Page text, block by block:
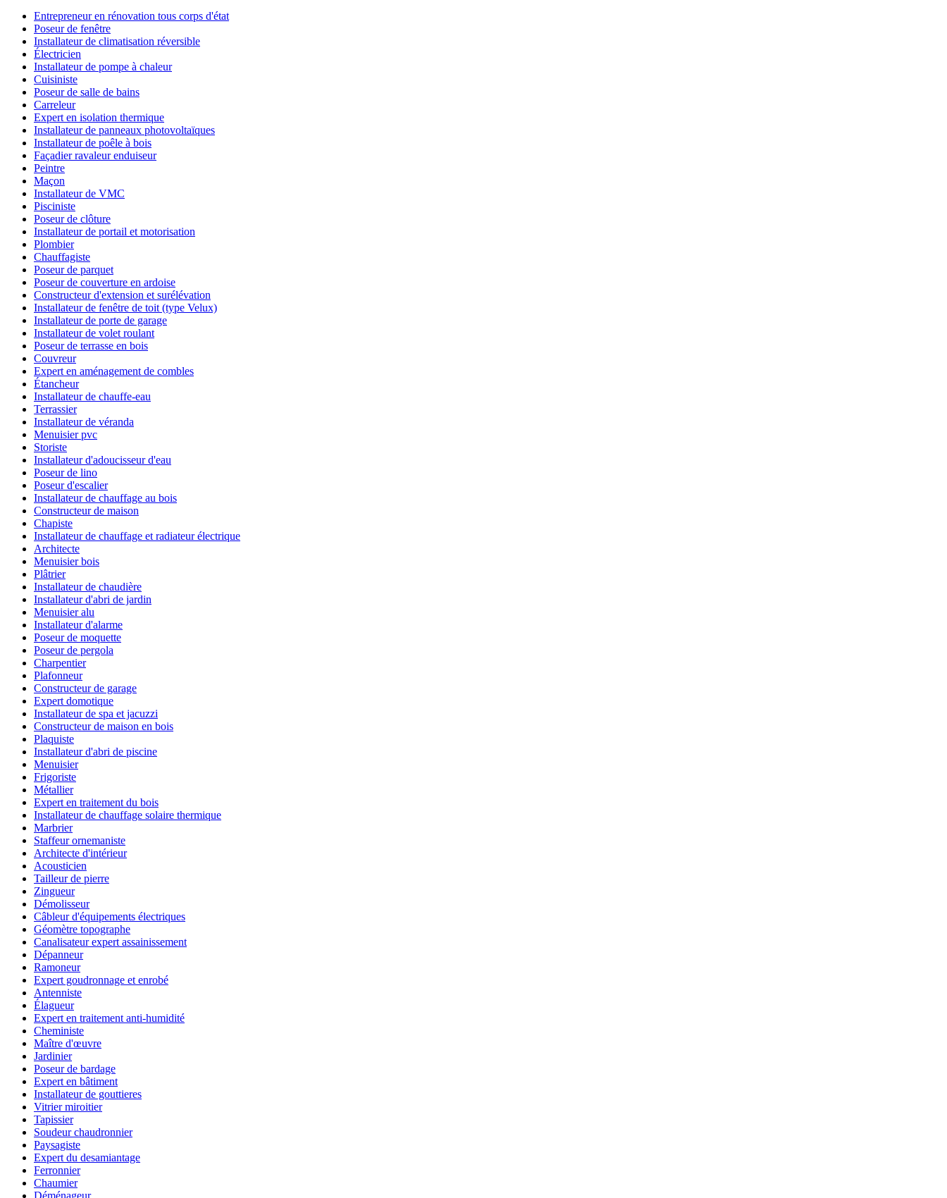
Entrepreneur en rénovation tous corps d'état
Poseur de fenêtre
Installateur de climatisation réversible
Électricien
Installateur de pompe à chaleur
Cuisiniste
Poseur de salle de bains
Carreleur
Expert en isolation thermique
Installateur de panneaux photovoltaïques
Installateur de poêle à bois
Façadier ravaleur enduiseur
Peintre
Maçon
Installateur de VMC
Pisciniste
Poseur de clôture
Installateur de portail et motorisation
Plombier
Chauffagiste
Poseur de parquet
Poseur de couverture en ardoise
Constructeur d'extension et surélévation
Installateur de fenêtre de toit (type Velux)
Installateur de porte de garage
Installateur de volet roulant
Poseur de terrasse en bois
Couvreur
Expert en aménagement de combles
Étancheur
Installateur de chauffe-eau
Terrassier
Installateur de véranda
Menuisier pvc
Storiste
Installateur d'adoucisseur d'eau
Poseur de lino
Poseur d'escalier
Installateur de chauffage au bois
Constructeur de maison
Chapiste
Installateur de chauffage et radiateur électrique
Architecte
Menuisier bois
Plâtrier
Installateur de chaudière
Installateur d'abri de jardin
Menuisier alu
Installateur d'alarme
Poseur de moquette
Poseur de pergola
Charpentier
Plafonneur
Constructeur de garage
Expert domotique
Installateur de spa et jacuzzi
Constructeur de maison en bois
Plaquiste
Installateur d'abri de piscine
Menuisier
Frigoriste
Métallier
Expert en traitement du bois
Installateur de chauffage solaire thermique
Marbrier
Staffeur ornemaniste
Architecte d'intérieur
Acousticien
Tailleur de pierre
Zingueur
Démolisseur
Câbleur d'équipements électriques
Géomètre topographe
Canalisateur expert assainissement
Dépanneur
Ramoneur
Expert goudronnage et enrobé
Antenniste
Élagueur
Expert en traitement anti-humidité
Cheministe
Maître d'œuvre
Jardinier
Poseur de bardage
Expert en bâtiment
Installateur de gouttieres
Vitrier miroitier
Tapissier
Soudeur chaudronnier
Paysagiste
Expert du desamiantage
Ferronnier
Chaumier
Déménageur